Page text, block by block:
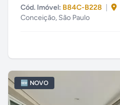
Cód. Imóvel: B84C-B228
Conceição, São Paulo
🆕 NOVO